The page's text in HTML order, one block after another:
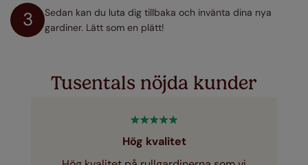
3
Sedan kan du luta dig tillbaka och invänta dina nya
gardiner. Lätt som en plätt!
Tusentals nöjda kunder
Hög kvalitet